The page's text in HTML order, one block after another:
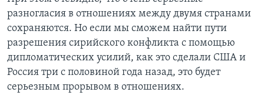
разногласия в отношениях между двумя странами
сохраняются. Но если мы сможем найти пути
разрешения сирийского конфликта с помощью
дипломатических усилий, как это сделали США и
Россия три с половиной года назад, это будет
серьезным прорывом в отношениях.